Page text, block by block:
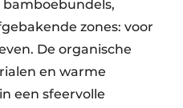
zones: voor
De organische
en warme
een sfeervolle